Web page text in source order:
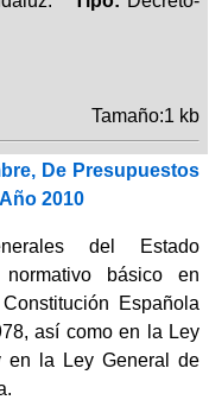
Tamaño:1 kb
De Presupuestos
2010
del Estado
básico en
Española
así como en la Ley
en la Ley General de